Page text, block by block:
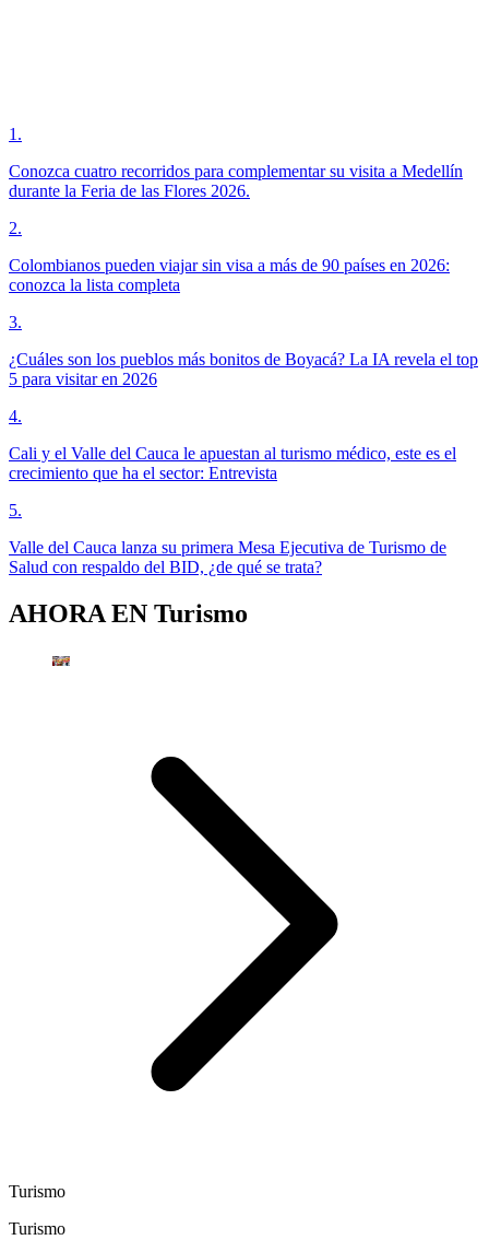
1.
Conozca cuatro recorridos para complementar su visita a Medellín
durante la Feria de las Flores 2026.
2.
Colombianos pueden viajar sin visa a más de 90 países en 2026:
conozca la lista completa
3.
¿Cuáles son los pueblos más bonitos de Boyacá? La IA revela el top
5 para visitar en 2026
4.
Cali y el Valle del Cauca le apuestan al turismo médico, este es el
crecimiento que ha el sector: Entrevista
5.
Valle del Cauca lanza su primera Mesa Ejecutiva de Turismo de
Salud con respaldo del BID, ¿de qué se trata?
AHORA EN Turismo
Turismo
Turismo